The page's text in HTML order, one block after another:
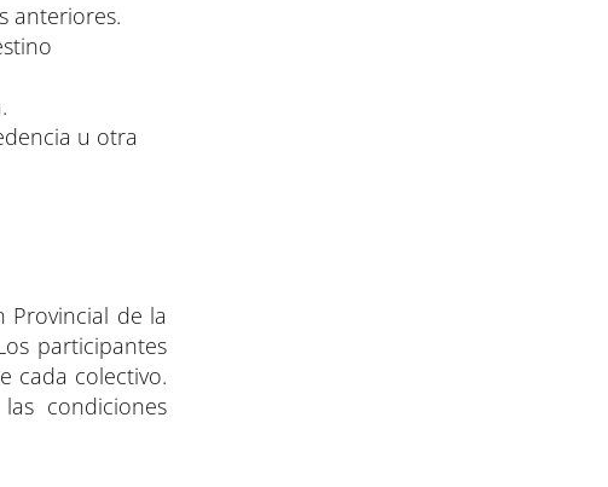
anteriores.
u otra
de la
participantes
cada colectivo.
condiciones